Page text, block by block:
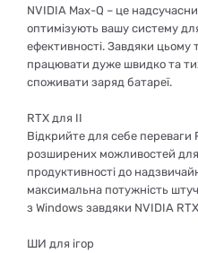
NVIDIA Max-Q – це
оптимізують вашу систему
ефективності. Завдяки цьому
працювати дуже швидко та
споживати заряд батареї.
RTX для ІІ
Відкрийте для себе переваги
розширених можливостей для
продуктивності до
максимальна потужність
з Windows завдяки NVIDIA
ШИ для ігор